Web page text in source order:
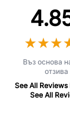
★★★
★★★
Въз основа
отзива
See All Reviews
See All